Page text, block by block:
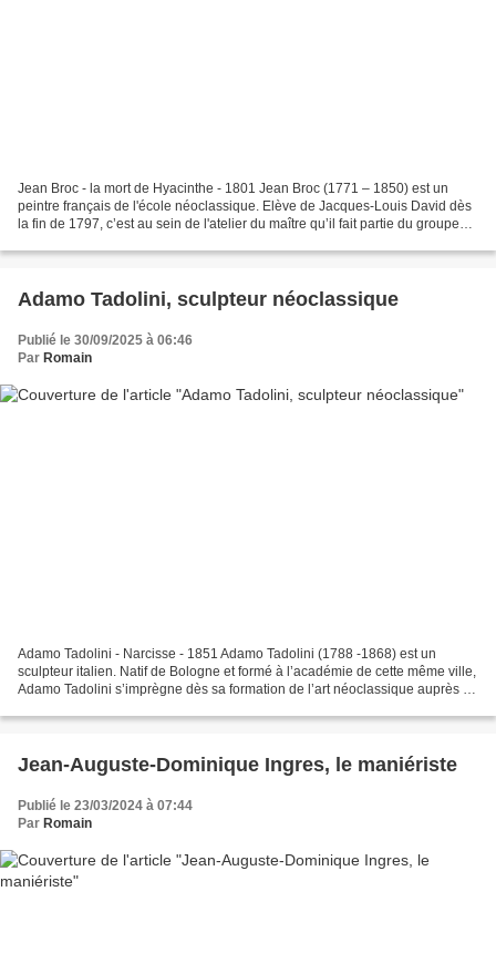
Jean Broc - la mort de Hyacinthe - 1801 Jean Broc (1771 – 1850) est un
peintre français de l'école néoclassique. Elève de Jacques-Louis David dès
la fin de 1797, c’est au sein de l'atelier du maître qu’il fait partie du groupe
Adamo Tadolini, sculpteur néoclassique
Publié le 30/09/2025 à 06:46
Par Romain
Adamo Tadolini - Narcisse - 1851 Adamo Tadolini (1788 -1868) est un
sculpteur italien. Natif de Bologne et formé à l’académie de cette même ville,
Adamo Tadolini s’imprègne dès sa formation de l’art néoclassique auprès du
Jean-Auguste-Dominique Ingres, le maniériste
Publié le 23/03/2024 à 07:44
Par Romain